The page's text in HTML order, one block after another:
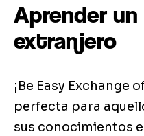
Aprender
extranjero
¡Be Easy Exchange
perfecta para
sus conocimientos